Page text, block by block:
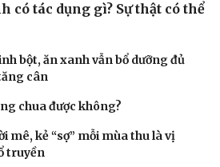
có tác dụng gì? Sự thật có thể
bột, ăn xanh vẫn bổ dưỡng đủ
cân
chua được không?
mê, kẻ “sợ” mỗi mùa thu là vị
truyền